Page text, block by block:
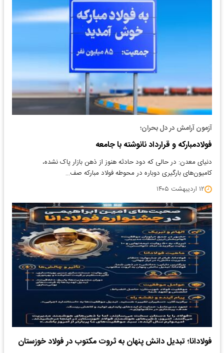
آزمون آرامش در دل بحران؛
فولادمبارکه و قرارداد نانوشته با جامعه
دنیای معدن: در حالی که دود حادثه هنوز از ذهن بازار پاک نشده،
کامیون‌های بارگیری دوباره در محوطه فولاد مبارکه صف…
۱۲ اردیبهشت ۱۴۰۵
فولادانا؛ تبدیل دانش پنهان به ثروت مکتوب در فولاد خوزستان